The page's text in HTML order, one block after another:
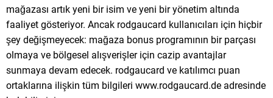
mağazası artık yeni bir isim ve yeni bir yönetim altında
faaliyet gösteriyor. Ancak rodgaucard kullanıcıları için hiçbir
şey değişmeyecek: mağaza bonus programının bir parçası
olmaya ve bölgesel alışverişler için cazip avantajlar
sunmaya devam edecek. rodgaucard ve katılımcı puan
ortaklarına ilişkin tüm bilgileri www.rodgaucard.de adresinde